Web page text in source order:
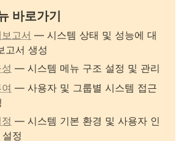
바로가기
고서 — 시스템 상태 및 성능에 대
고서 생성
— 시스템 메뉴 구조 설정 및 관리
— 사용자 및 그룹별 시스템 접근
— 시스템 기본 환경 및 사용자 인
정